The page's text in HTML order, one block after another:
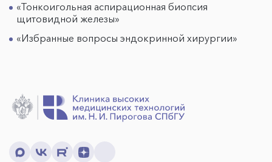
«Тонкоигольная аспирационная биопсия
щитовидной железы»
«Избранные вопросы эндокринной хирургии»